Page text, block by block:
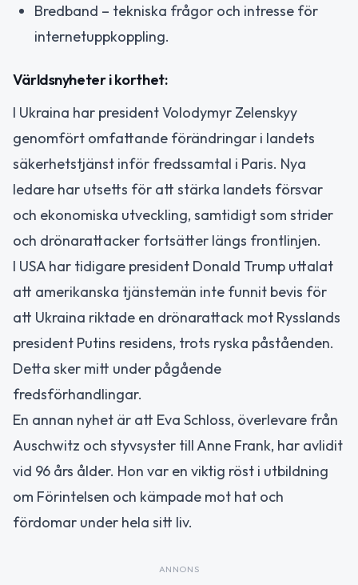
Bredband – tekniska frågor och intresse för
internetuppkoppling.
Världsnyheter i korthet:
I Ukraina har president Volodymyr Zelenskyy
genomfört omfattande förändringar i landets
säkerhetstjänst inför fredssamtal i Paris. Nya
ledare har utsetts för att stärka landets försvar
och ekonomiska utveckling, samtidigt som strider
och drönarattacker fortsätter längs frontlinjen.
I USA har tidigare president Donald Trump uttalat
att amerikanska tjänstemän inte funnit bevis för
att Ukraina riktade en drönarattack mot Rysslands
president Putins residens, trots ryska påståenden.
Detta sker mitt under pågående
fredsförhandlingar.
En annan nyhet är att Eva Schloss, överlevare från
Auschwitz och styvsyster till Anne Frank, har avlidit
vid 96 års ålder. Hon var en viktig röst i utbildning
om Förintelsen och kämpade mot hat och
fördomar under hela sitt liv.
ANNONS